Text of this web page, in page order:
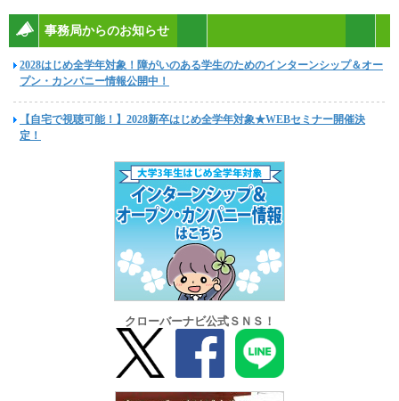
事務局からのお知らせ
2028はじめ全学年対象！障がいのある学生のためのインターンシップ＆オー
プン・カンパニー情報公開中！
【自宅で視聴可能！】2028新卒はじめ全学年対象★WEBセミナー開催決
定！
クローバーナビ公式ＳＮＳ！